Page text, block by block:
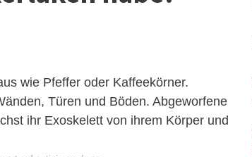
wie Pfeffer oder Kaffeekörner.
Türen und Böden. Abgeworfene
ihr Exoskelett von ihrem Körper und